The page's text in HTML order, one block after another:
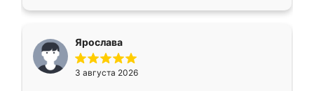
Ярослава
3 августа 2026